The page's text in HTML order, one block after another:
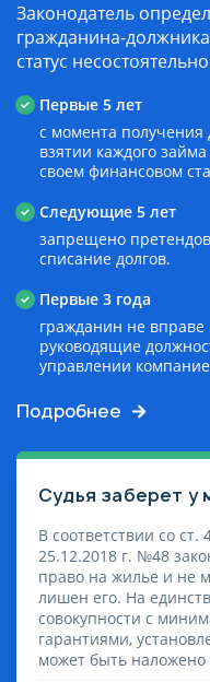
Законодатель
гражданина-
статус
Первые 5 лет
с момента получения
взятии каждого
своем финансовом
Следующие 5 лет
запрещено
списание долгов.
Первые 3 года
гражданин не вправе
руководящие
управлении
Подробнее
Судья заберет у
В соответствии со
25.12.2018 г. №48
право на жилье и не
лишен его. На
совокупности с
гарантиями,
может быть наложено